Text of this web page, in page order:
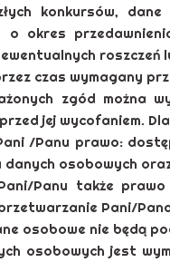
konkursów,
o okres
roszczeń
czas wymagany
zgód można
jej wycofaniem.
/Panu prawo:
danych osobowych
Panu także
Pani/
osobowe nie będą
osobowych jest